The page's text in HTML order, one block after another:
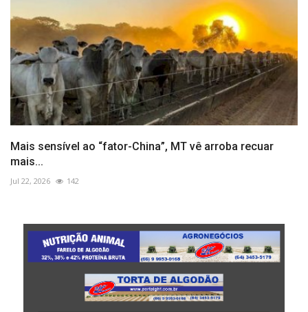
Mais sensível ao “fator-China”, MT vê arroba recuar
mais...
Jul 22, 2026 142